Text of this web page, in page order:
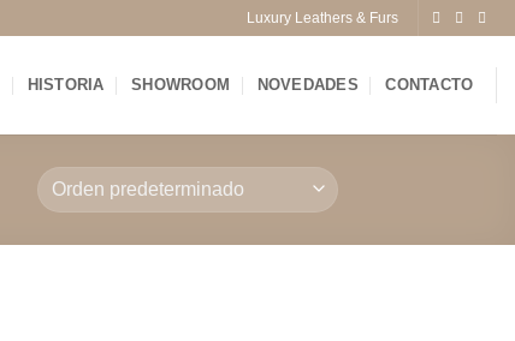
Luxury Leathers & Furs
HISTORIA SHOWROOM NOVEDADES CONTACTO